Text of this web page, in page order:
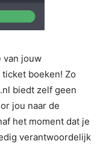
van jouw
boeken! Zo
biedt zelf geen
jou naar de
het moment dat je
verantwoordelijk